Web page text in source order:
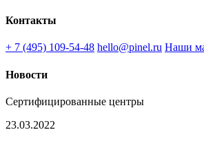
Контакты
+ 7 (495) 109-54-48 hello@pinel.ru Наши
Новости
Сертифицированные центры
23.03.2022